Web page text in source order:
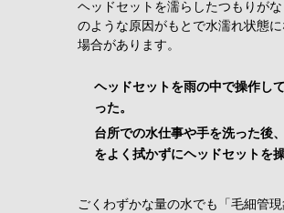
ヘッドセットを濡らしたつもりが
のような原因がもとで水濡れ状態
場合があります。
ヘッドセットを雨の中で操作し
った。
台所での水仕事や手を洗った後
をよく拭かずにヘッドセットを操
ごくわずかな量の水でも「毛細管